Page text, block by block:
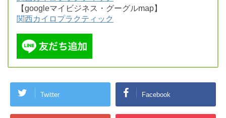
【googleマイビジネス・グーグルmap】
関西カイロプラクティック
Twitter Facebook